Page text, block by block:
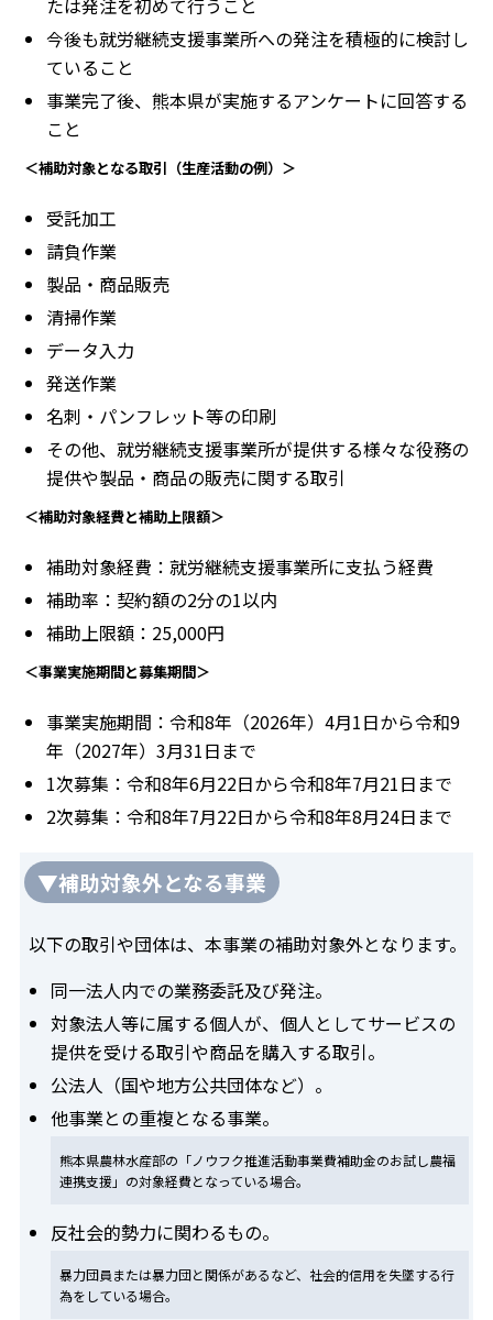
今後も就労継続支援事業所への発注を積極的に検討し
ていること
事業完了後、熊本県が実施するアンケートに回答する
こと
＜補助対象となる取引（生産活動の例）＞
受託加工
請負作業
製品・商品販売
清掃作業
データ入力
発送作業
名刺・パンフレット等の印刷
その他、就労継続支援事業所が提供する様々な役務の
提供や製品・商品の販売に関する取引
＜補助対象経費と補助上限額＞
補助対象経費：就労継続支援事業所に支払う経費
補助率：契約額の2分の1以内
補助上限額：25,000円
＜事業実施期間と募集期間＞
事業実施期間：令和8年（2026年）4月1日から令和9
年（2027年）3月31日まで
1次募集：令和8年6月22日から令和8年7月21日まで
2次募集：令和8年7月22日から令和8年8月24日まで
▼補助対象外となる事業
以下の取引や団体は、本事業の補助対象外となります。
同一法人内での業務委託及び発注。
対象法人等に属する個人が、個人としてサービスの
提供を受ける取引や商品を購入する取引。
公法人（国や地方公共団体など）。
他事業との重複となる事業。
熊本県農林水産部の「ノウフク推進活動事業費補助金のお試し農福
連携支援」の対象経費となっている場合。
反社会的勢力に関わるもの。
暴力団員または暴力団と関係があるなど、社会的信用を失墜する行
為をしている場合。